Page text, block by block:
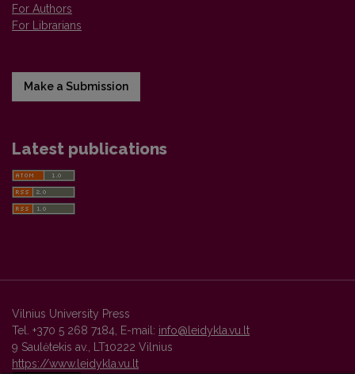
For Authors
For Librarians
Make a Submission
Latest publications
Vilnius University Press
Tel. +370 5 268 7184, E-mail: info@leidykla.vu.lt
9 Saulėtekis av., LT10222 Vilnius
https://www.leidykla.vu.lt